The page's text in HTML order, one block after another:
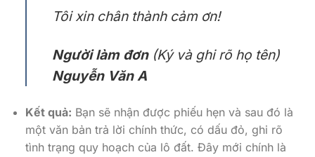
Tôi xin chân thành cảm ơn!
Người làm đơn (Ký và ghi rõ họ tên)
Nguyễn Văn A
Kết quả: Bạn sẽ nhận được phiếu hẹn và sau đó là
một văn bản trả lời chính thức, có dấu đỏ, ghi rõ
tình trạng quy hoạch của lô đất. Đây mới chính là